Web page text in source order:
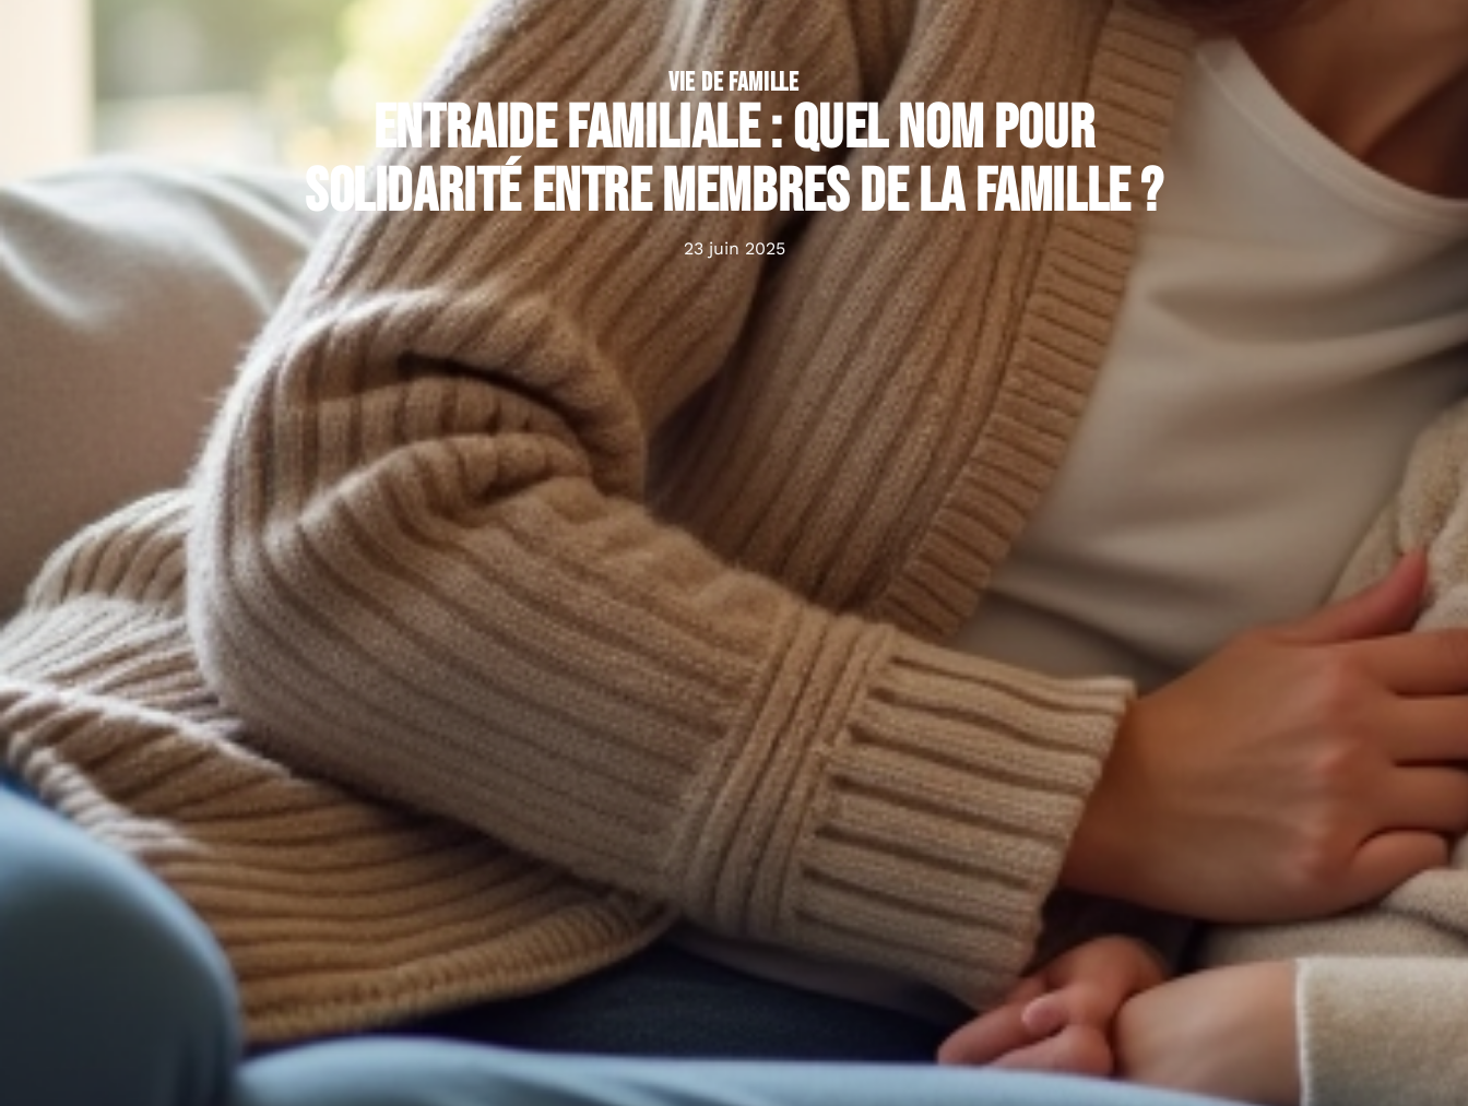
VIE DE FAMILLE
Entraide familiale : quel nom pour
solidarité entre membres de la famille ?
23 juin 2025